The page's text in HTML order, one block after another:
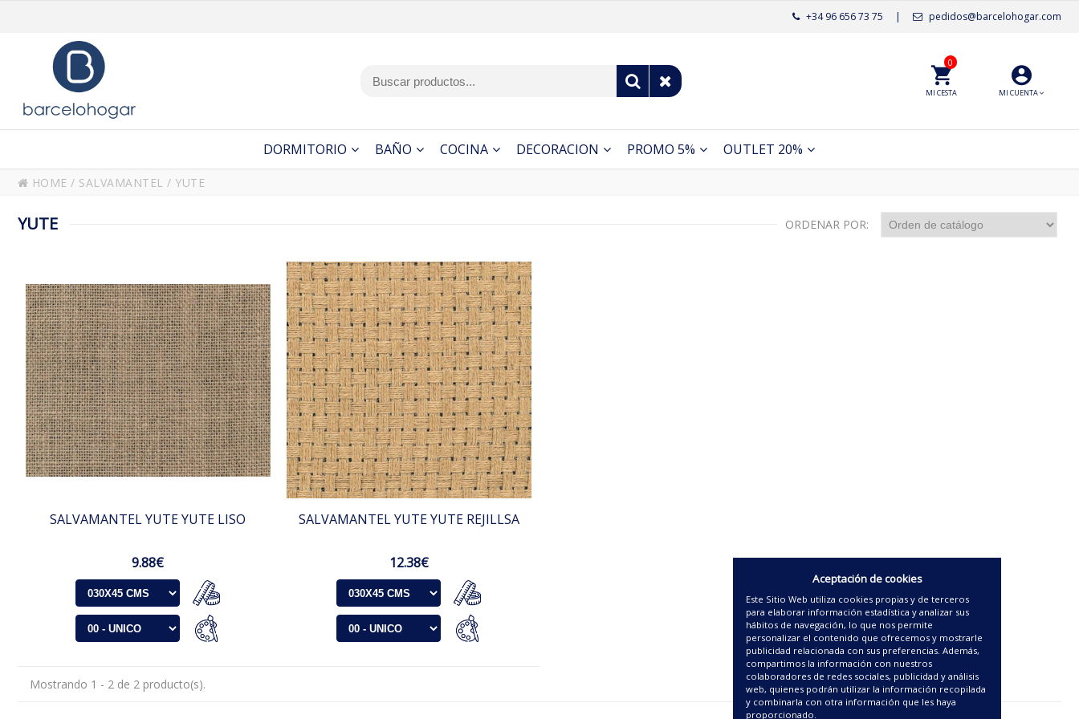
pedidos@barcelohogar.com
|
+34 96 656 73 75
MI CUENTA
MI CESTA
0
DORMITORIO BAÑO COCINA DECORACION PROMO 5% OUTLET 20%
HOME / SALVAMANTEL / YUTE
YUTE ORDENAR POR:
SALVAMANTEL YUTE YUTE LISO
9.88€
SALVAMANTEL YUTE YUTE REJILLSA
12.38€
Mostrando 1 - 2 de 2 producto(s).
Aceptación de cookies
Este Sitio Web utiliza cookies propias y de terceros
para elaborar información estadística y analizar sus
hábitos de navegación, lo que nos permite
personalizar el contenido que ofrecemos y mostrarle
publicidad relacionada con sus preferencias. Además,
compartimos la información con nuestros
colaboradores de redes sociales, publicidad y análisis
web, quienes podrán utilizar la información recopilada
y combinarla con otra información que les haya
proporcionado.